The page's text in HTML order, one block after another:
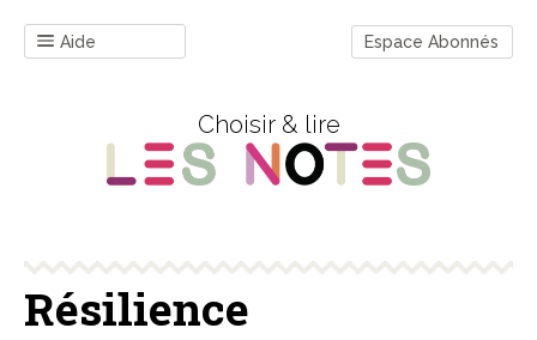
Aide Espace Abonnés
Choisir & lire
Résilience